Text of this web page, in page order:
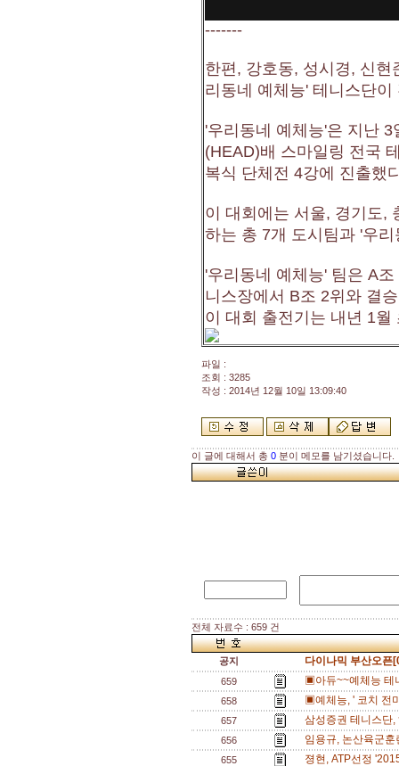
-------
한편, 강호동, 성시경, 신
리동네 예체능' 테니스단
'우리동네 예체능'은 지난
(HEAD)배 스마일링 전국
복식 단체전 4강에 진출했
이 대회에는 서울, 경기도,
하는 총 7개 도시팀과 '우
'우리동네 예체능' 팀은 A
니스장에서 B조 2위와 결
이 대회 출전기는 내년 1월
파일 :
조회 : 3285
작성 : 2014년 12월 10일 13:09:40
이 글에 대해서 총 0 분이 메모를 남기셨습니다.
전체 자료수 : 659 건
공지 다이나믹 부산오픈
659 ▣아듀~~예체능 테
658 ▣예체능, ' 코치 전
657 삼성증권 테니스단
656 임용규, 논산육군
655 졍현, ATP선정